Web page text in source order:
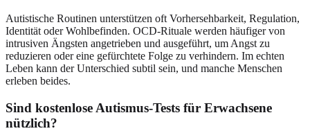
Autistische Routinen unterstützen oft Vorhersehbarkeit, Regulation,
Identität oder Wohlbefinden. OCD-Rituale werden häufiger von
intrusiven Ängsten angetrieben und ausgeführt, um Angst zu
reduzieren oder eine gefürchtete Folge zu verhindern. Im echten
Leben kann der Unterschied subtil sein, und manche Menschen
erleben beides.
Sind kostenlose Autismus-Tests für Erwachsene
nützlich?